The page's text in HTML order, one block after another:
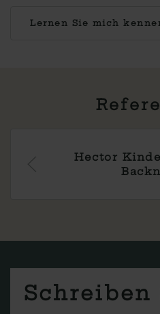
Lernen Sie mich
Schreiben